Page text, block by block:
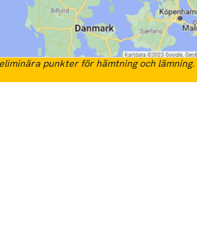
punkter för hämtning och lämning.